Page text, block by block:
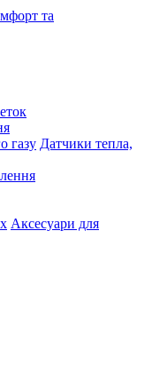
та
Датчики тепла,
Аксесуари для